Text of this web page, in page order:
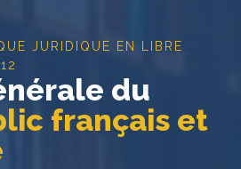
JURIDIQUE EN LIBRE
du
français et